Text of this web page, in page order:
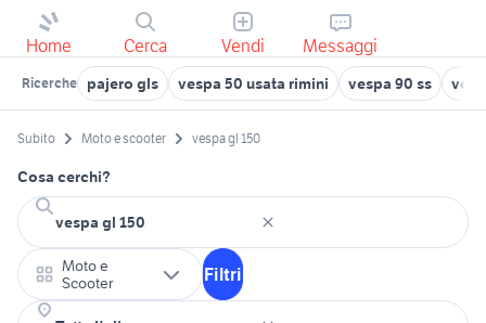
Home Cerca Vendi Messaggi
Ricerche pajero gls vespa 50 usata rimini vespa 90 ss
Subito Moto e scooter vespa gl 150
Cosa cerchi?
Moto e
Scooter
Filtri